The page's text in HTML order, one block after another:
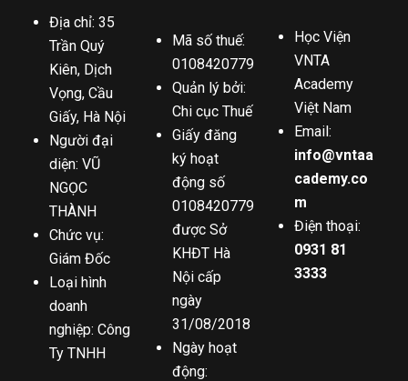
Địa chỉ: 35
Trần Quý
Kiên, Dịch
Vọng, Cầu
Giấy, Hà Nội
Người đại
diện: VŨ
NGỌC
THÀNH
Chức vụ:
Giám Đốc
Loại hình
doanh
nghiệp: Công
Ty TNHH
Mã số thuế:
0108420779
Quản lý bởi:
Chi cục Thuế
Giấy đăng
ký hoạt
động số
0108420779
được Sở
KHĐT Hà
Nội cấp
ngày
31/08/2018
Ngày hoạt
động:
Học Viện
VNTA
Academy
Việt Nam
Email:
info@vntaa
cademy.co
m
Điện thoại:
0931 81
3333